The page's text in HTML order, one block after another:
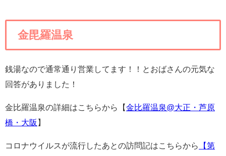
金毘羅温泉
銭湯なので通常通り営業してます！！とおばさんの元気な
回答がありました！
金比羅温泉の詳細はこちらから【金比羅温泉@大正・芦原
橋・大阪 】
コロナウイルスが流行したあとの訪問記はこちらから
【第